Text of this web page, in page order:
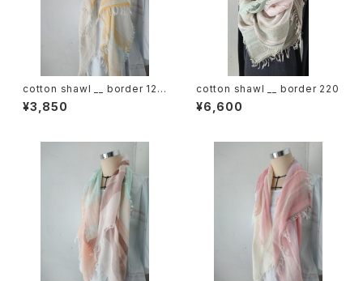
cotton shawl __ border 120
蒲公英w
¥3,850
cotton shawl __ border 220
¥6,600